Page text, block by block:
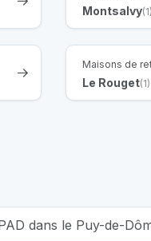
Montsalvy(1)
Maisons de
Le Rouget(1)
dans le Puy-de-